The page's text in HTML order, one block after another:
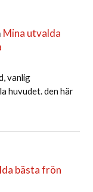
Mina utvalda
vanlig
huvudet. den här
bästa frön